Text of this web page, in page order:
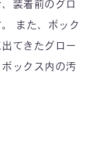
装着前のグロ
また、ボック
てきたグロー
ックス内の汚